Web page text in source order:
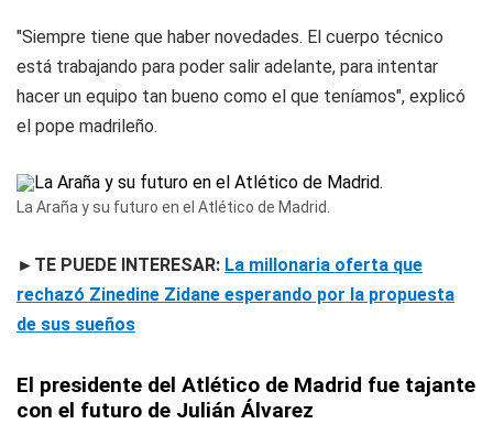
"Siempre tiene que haber novedades. El cuerpo técnico
está trabajando para poder salir adelante, para intentar
hacer un equipo tan bueno como el que teníamos", explicó
el pope madrileño.
La Araña y su futuro en el Atlético de Madrid.
►TE PUEDE INTERESAR: La millonaria oferta que
rechazó Zinedine Zidane esperando por la propuesta
de sus sueños
El presidente del Atlético de Madrid fue tajante
con el futuro de Julián Álvarez